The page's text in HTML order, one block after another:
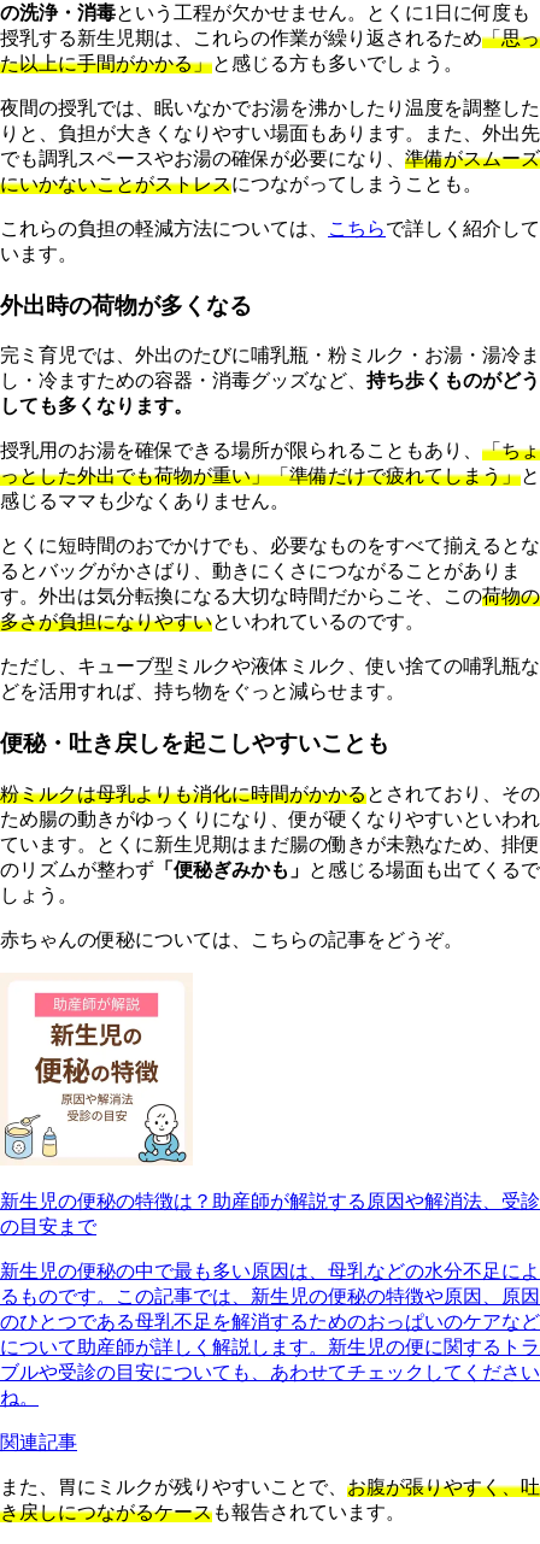
の洗浄・消毒という工程が欠かせません。とくに1日に何度も
授乳する新生児期は、これらの作業が繰り返されるため「思っ
た以上に手間がかかる」と感じる方も多いでしょう。
夜間の授乳では、眠いなかでお湯を沸かしたり温度を調整した
りと、負担が大きくなりやすい場面もあります。また、外出先
でも調乳スペースやお湯の確保が必要になり、 準備がスムーズ
にいかないことがストレスにつながってしまうことも。
これらの負担の軽減方法については、 こちらで詳しく紹介して
います。
外出時の荷物が多くなる
完ミ育児では、外出のたびに哺乳瓶・粉ミルク・お湯・湯冷ま
し・冷ますための容器・消毒グッズなど、 持ち歩くものがどう
しても多くなります。
授乳用のお湯を確保できる場所が限られることもあり、 「ちょ
っとした外出でも荷物が重い」「準備だけで疲れてしまう」と
感じるママも少なくありません。
とくに短時間のおでかけでも、必要なものをすべて揃えるとな
るとバッグがかさばり、動きにくさにつながることがありま
す。外出は気分転換になる大切な時間だからこそ、この荷物の
多さが負担になりやすいといわれているのです。
ただし、キューブ型ミルクや液体ミルク、使い捨ての哺乳瓶な
どを活用すれば、持ち物をぐっと減らせます。
便秘・吐き戻しを起こしやすいことも
粉ミルクは母乳よりも消化に時間がかかるとされており、その
ため腸の動きがゆっくりになり、便が硬くなりやすいといわれ
ています。とくに新生児期はまだ腸の働きが未熟なため、排便
のリズムが整わず 「便秘ぎみかも」 と感じる場面も出てくるで
しょう。
赤ちゃんの便秘については、こちらの記事をどうぞ。
新生児の便秘の特徴は？助産師が解説する原因や解消法、受診
の目安まで
新生児の便秘の中で最も多い原因は、母乳などの水分不足によ
るものです。この記事では、新生児の便秘の特徴や原因、原因
のひとつである母乳不足を解消するためのおっぱいのケアなど
について助産師が詳しく解説します。新生児の便に関するトラ
ブルや受診の目安についても、あわせてチェックしてください
ね。
関連記事
また、胃にミルクが残りやすいことで、 お腹が張りやすく、吐
き戻しにつながるケースも報告されています。